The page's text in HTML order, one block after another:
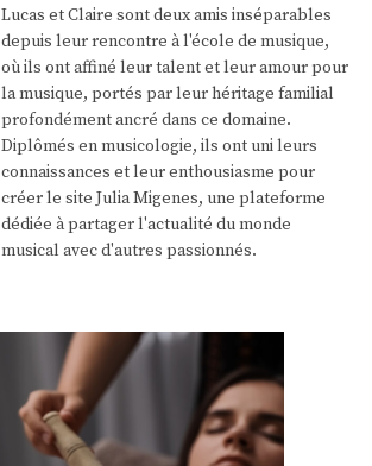
Lucas et Claire sont deux amis inséparables
depuis leur rencontre à l'école de musique,
où ils ont affiné leur talent et leur amour pour
la musique, portés par leur héritage familial
profondément ancré dans ce domaine.
Diplômés en musicologie, ils ont uni leurs
connaissances et leur enthousiasme pour
créer le site Julia Migenes, une plateforme
dédiée à partager l'actualité du monde
musical avec d'autres passionnés.